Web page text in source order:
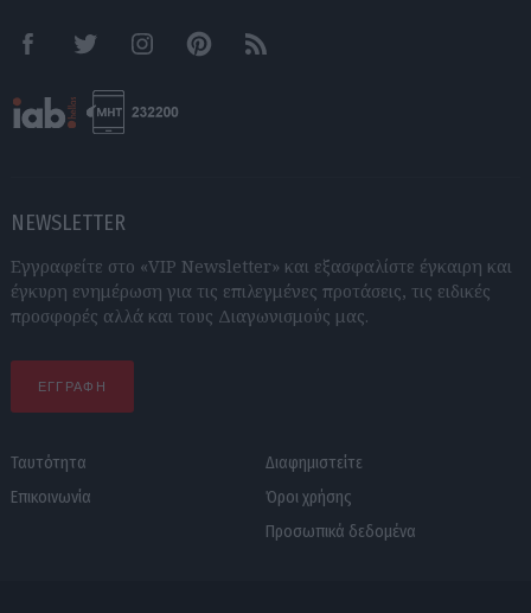
FacebookTwitter InstagramPinterestRSS feeds
NEWSLETTER
Εγγραφείτε στο «VIP Newsletter» και εξασφαλίστε έγκαιρη και
έγκυρη ενημέρωση για τις επιλεγμένες προτάσεις, τις ειδικές
προσφορές αλλά και τους Διαγωνισμούς μας.
ΕΓΓΡΑΦΗ
Ταυτότητα
Επικοινωνία
Διαφημιστείτε
Όροι χρήσης
Προσωπικά δεδομένα